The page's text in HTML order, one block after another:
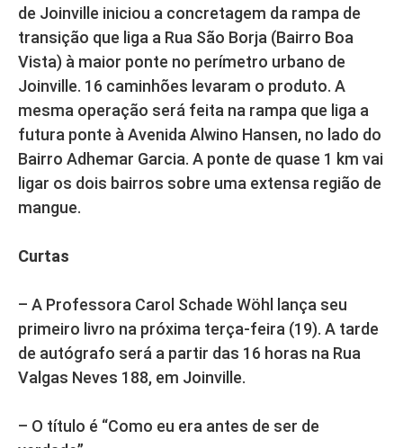
de Joinville iniciou a concretagem da rampa de
transição que liga a Rua São Borja (Bairro Boa
Vista) à maior ponte no perímetro urbano de
Joinville. 16 caminhões levaram o produto. A
mesma operação será feita na rampa que liga a
futura ponte à Avenida Alwino Hansen, no lado do
Bairro Adhemar Garcia. A ponte de quase 1 km vai
ligar os dois bairros sobre uma extensa região de
mangue.
Curtas
– A Professora Carol Schade Wöhl lança seu
primeiro livro na próxima terça-feira (19). A tarde
de autógrafo será a partir das 16 horas na Rua
Valgas Neves 188, em Joinville.
– O título é “Como eu era antes de ser de